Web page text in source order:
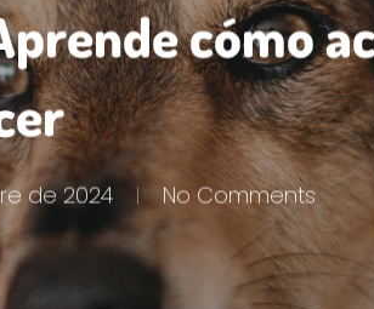
cómo
de 2024 No Comments